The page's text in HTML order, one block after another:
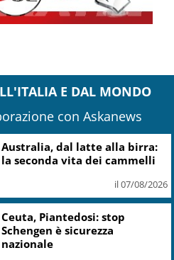
E DAL MONDO
con Askanews
Australia, dal latte alla birra:
la seconda vita dei cammelli
il 07/08/2026
Ceuta, Piantedosi: stop
Schengen è sicurezza
nazionale